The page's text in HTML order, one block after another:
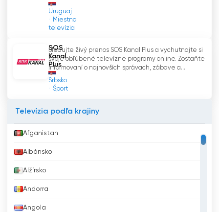
svojimi koreňmi.
Televizija Duga Plus Sledujte živé
Uruguaj
Miestna
televízia
SOS
Kanal
Plus
Srbsko
Šport
Sledujte živý prenos SOS Kanal Plus a vychutnajte si
svoje obľúbené televízne programy online. Zostaňte
informovaní o najnovších správach, zábave a...
Televízia podľa krajiny
Afganistan
Albánsko
Alžírsko
Andorra
Angola